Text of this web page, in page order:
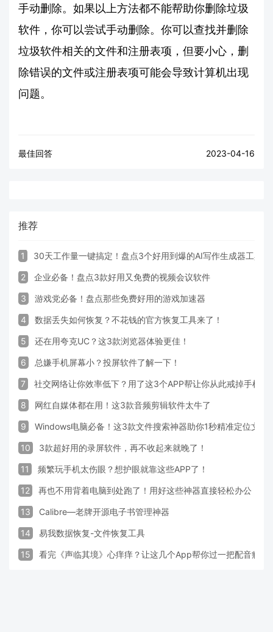
手动删除。如果以上方法都不能帮助你删除垃圾
软件，你可以尝试手动删除。你可以查找并删除
垃圾软件相关的文件和注册表项，但要小心，删
除错误的文件或注册表项可能会导致计算机出现
问题。
最佳回答 2023-04-16
推荐
1 30天工作量一键搞定！盘点3个好用到爆的AI写作生成器工具
2 企业必备！盘点3款好用又免费的视频会议软件
3 游戏党必备！盘点那些免费好用的游戏加速器
4 数据丢失如何恢复？不花钱的官方恢复工具来了！
5 还在用夸克UC？这3款浏览器体验更佳！
6 总嫌手机屏幕小？投屏软件了解一下！
7 社交网络让你效率低下？用了这3个APP帮让你从此戒掉手机！
8 网红自媒体都在用！这3款音频剪辑软件太牛了
9 Windows电脑必备！这3款文件搜索神器助你1秒精准定位文件
10 3款超好用的录屏软件，再不收起来就晚了！
11 频繁玩手机太伤眼？想护眼就靠这些APP了！
12 再也不用背着电脑到处跑了！用好这些神器直接轻松办公
13 Calibre—老牌开源电子书管理神器
14 易我数据恢复-文件恢复工具
15 看完《声临其境》心痒痒？让这几个App帮你过一把配音瘾